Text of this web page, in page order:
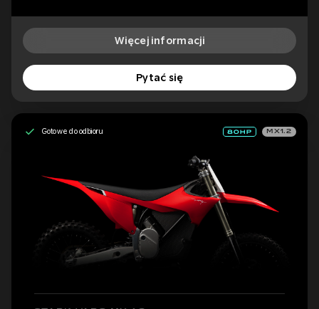
Więcej informacji
Pytać się
Gotowe do odbioru MX1.2